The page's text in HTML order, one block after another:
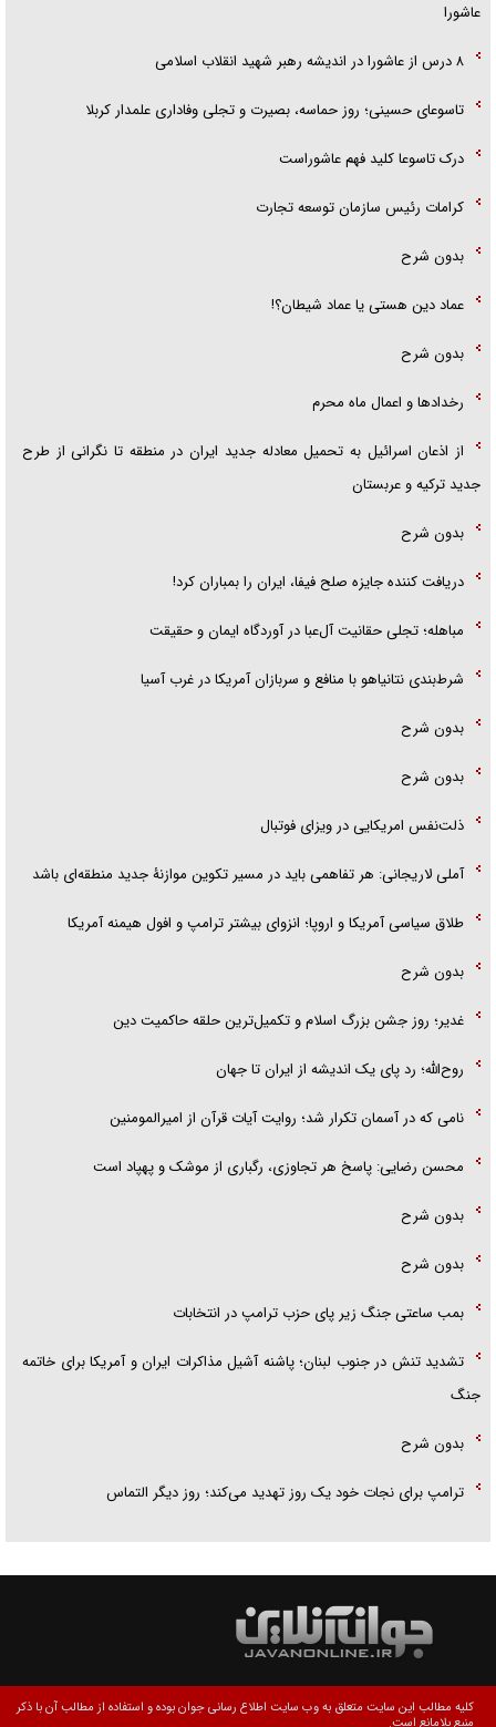
عاشورا
۸ درس از عاشورا در اندیشه رهبر شهید انقلاب اسلامی
تاسوعای حسینی؛ روز حماسه، بصیرت و تجلی وفاداری علمدار کربلا
درک تاسوعا کلید فهم عاشوراست
کرامات رئیس سازمان توسعه تجارت
بدون شرح
عماد دین هستی یا عماد شیطان؟!
بدون شرح
رخداد‌ها و اعمال ماه محرم
از اذعان اسرائیل به تحمیل معادله جدید ایران در منطقه تا نگرانی از طرح
جدید ترکیه و عربستان
بدون شرح
دریافت کننده جایزه صلح فیفا، ایران را بمباران کرد!
مباهله؛ تجلی حقانیت آل‌عبا در آوردگاه ایمان و حقیقت
شرط‌بندی نتانیاهو با منافع و سربازان آمریکا در غرب آسیا
بدون شرح
بدون شرح
ذلت‌نفس امریکایی در ویزای فوتبال
آملی لاریجانی: هر تفاهمی باید در مسیر تکوین موازنۀ جدید منطقه‌ای باشد
طلاق سیاسی آمریکا و اروپا؛ انزوای بیشتر ترامپ و افول هیمنه آمریکا
بدون شرح
غدیر؛ روز جشن بزرگ اسلام و تکمیل‌ترین حلقه حاکمیت دین
روح‌الله؛ رد پای یک اندیشه از ایران تا جهان
نامی که در آسمان تکرار شد؛ روایت آیات قرآن از امیرالمومنین
محسن رضایی: پاسخ هر تجاوزی، رگباری از موشک و پهپاد است
بدون شرح
بدون شرح
بمب ساعتی جنگ زیر پای حزب ترام‍پ در انتخابات
تشدید تنش در جنوب لبنان؛ پاشنه آشیل مذاکرات ایران و آمریکا برای خاتمه
جنگ
بدون شرح
ترامپ برای نجات خود یک روز تهدید می‌کند؛ روز دیگر التماس
کلیه مطالب این سایت متعلق به وب سایت اطلاع رسانی جوان بوده و استفاده از مطالب آن با ذکر
منبع بلامانع است.